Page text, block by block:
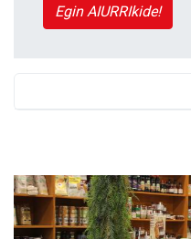
Egin AIURRIkide!